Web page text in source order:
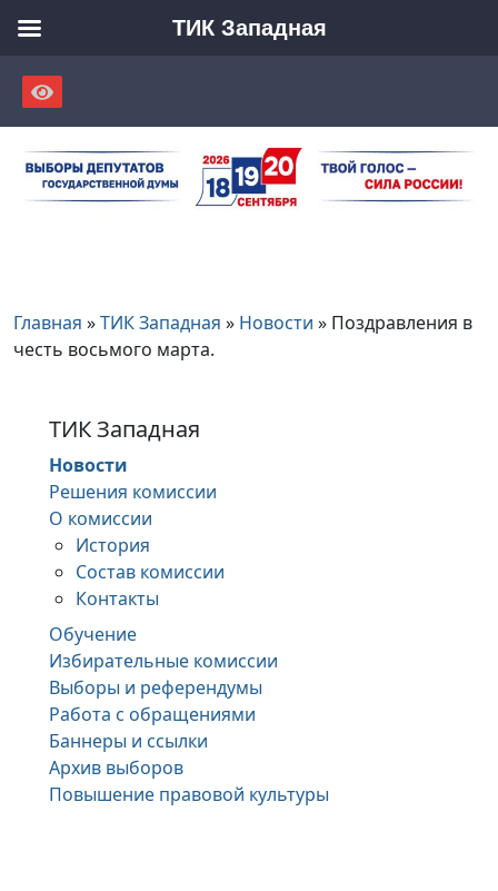
content
Главная »ТИК Западная » Новости » Поздравления в
честь восьмого марта.
ТИК Западная
Новости
Решения комиссии
О комиссии
История
Состав комиссии
Контакты
Обучение
Избирательные комиссии
Выборы и референдумы
Работа с обращениями
Баннеры и ссылки
Архив выборов
Повышение правовой культуры
ТИК Западная